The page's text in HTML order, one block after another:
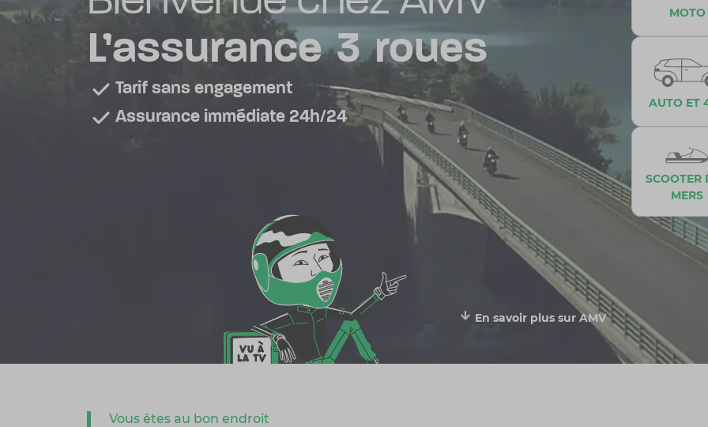
L’assurance2roues
Tarif sans engagement
Assurance immédiate 24h/24
MOTO
AUTO ET
SCOOTER
MERS
En savoir plus sur AMV
Vous êtes au bon endroit